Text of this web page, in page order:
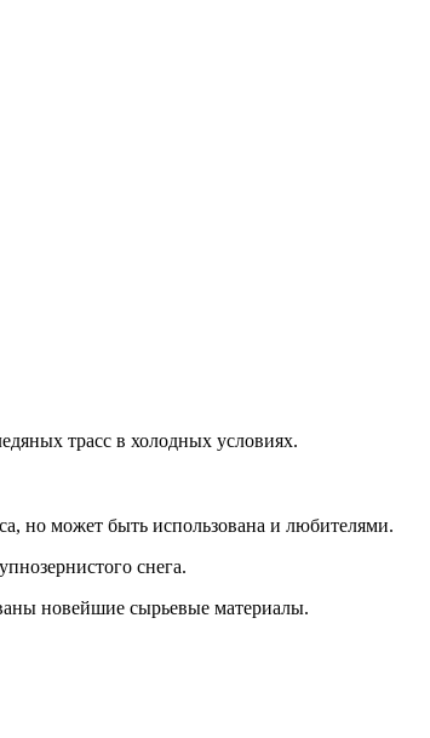
трасс в холодных условиях.
но может быть использована и любителями.
снега.
новейшие сырьевые материалы.